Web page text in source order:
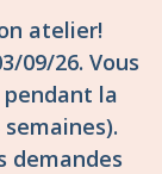
atelier!
09/26. Vous
pendant la
demandes